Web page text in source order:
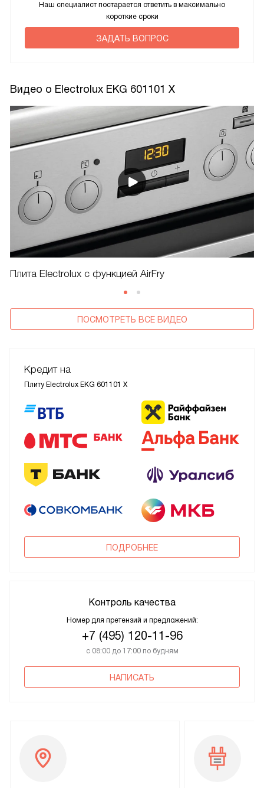
Наш специалист постарается ответить в максимально
короткие сроки
ЗАДАТЬ ВОПРОС
Видео о Electrolux EKG 601101 X
Плита Electrolux с функцией AirFry
ПОСМОТРЕТЬ ВСЕ ВИДЕО
Кредит на
Плиту Electrolux EKG 601101 X
ПОДРОБНЕЕ
Контроль качества
Номер для претензий и предложений:
+7 (495) 120-11-96
с 08:00 до 17:00 по будням
НАПИСАТЬ